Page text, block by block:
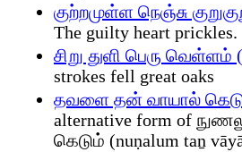
குற்றமுள்ள நெஞ்சு
The guilty heart prickles.
சிறு துளி பெரு வெள்ளம்
strokes fell great oaks
தவளை தன் வாயால்
alternative form of
கெடும் (nuṇalum taṉ